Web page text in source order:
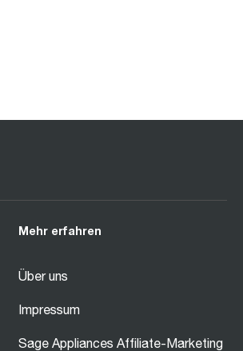
Mehr erfahren
Über uns
Impressum
Sage Appliances Affiliate-Marketing